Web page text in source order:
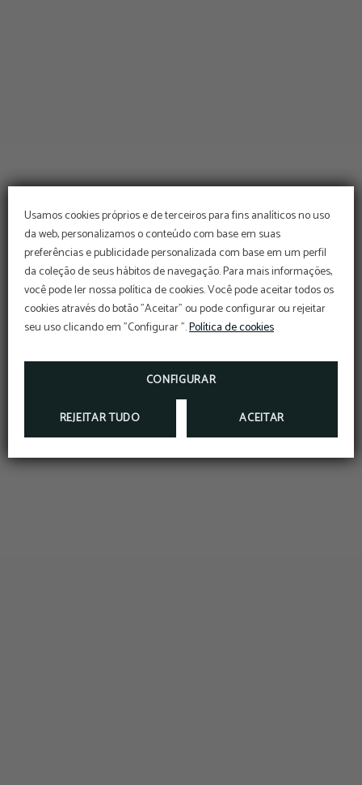
Usamos cookies próprios e de terceiros para fins analíticos no uso
da web, personalizamos o conteúdo com base em suas
preferências e publicidade personalizada com base em um perfil
da coleção de seus hábitos de navegação. Para mais informações,
você pode ler nossa política de cookies. Você pode aceitar todos os
cookies através do botão "Aceitar" ou pode configurar ou rejeitar
seu uso clicando em "Configurar ".Política de cookies
CONFIGURAR
REJEITAR TUDO ACEITAR